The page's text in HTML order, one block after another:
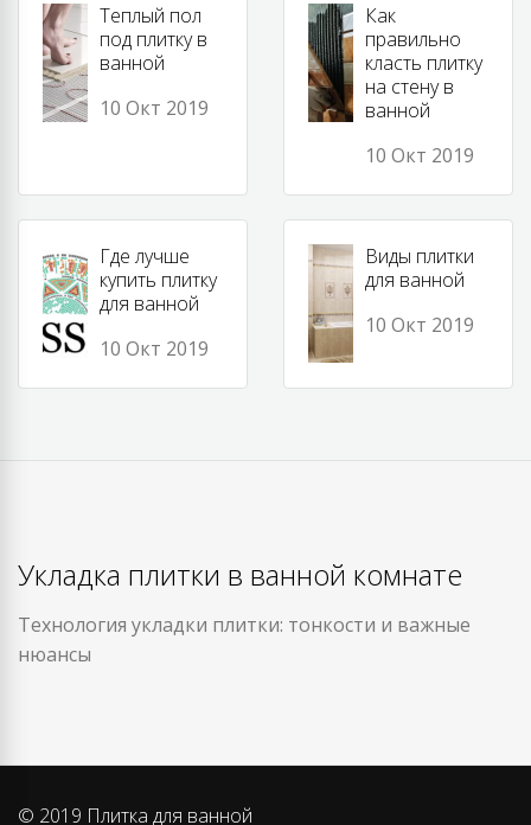
Теплый пол
под плитку в
ванной
10 Окт 2019
Как
правильно
класть плитку
на стену в
ванной
10 Окт 2019
Где лучше
купить плитку
для ванной
10 Окт 2019
Виды плитки
для ванной
10 Окт 2019
Укладка плитки в ванной комнате
Технология укладки плитки: тонкости и важные
нюансы
© 2019 Плитка для ванной